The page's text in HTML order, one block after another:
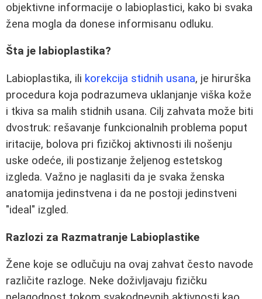
objektivne informacije o labioplastici, kako bi svaka
žena mogla da donese informisanu odluku.
Šta je labioplastika?
Labioplastika, ili korekcija stidnih usana, je hirurška
procedura koja podrazumeva uklanjanje viška kože
i tkiva sa malih stidnih usana. Cilj zahvata može biti
dvostruk: rešavanje funkcionalnih problema poput
iritacije, bolova pri fizičkoj aktivnosti ili nošenju
uske odeće, ili postizanje željenog estetskog
izgleda. Važno je naglasiti da je svaka ženska
anatomija jedinstvena i da ne postoji jedinstveni
"ideal" izgled.
Razlozi za Razmatranje Labioplastike
Žene koje se odlučuju na ovaj zahvat često navode
različite razloge. Neke doživljavaju fizičku